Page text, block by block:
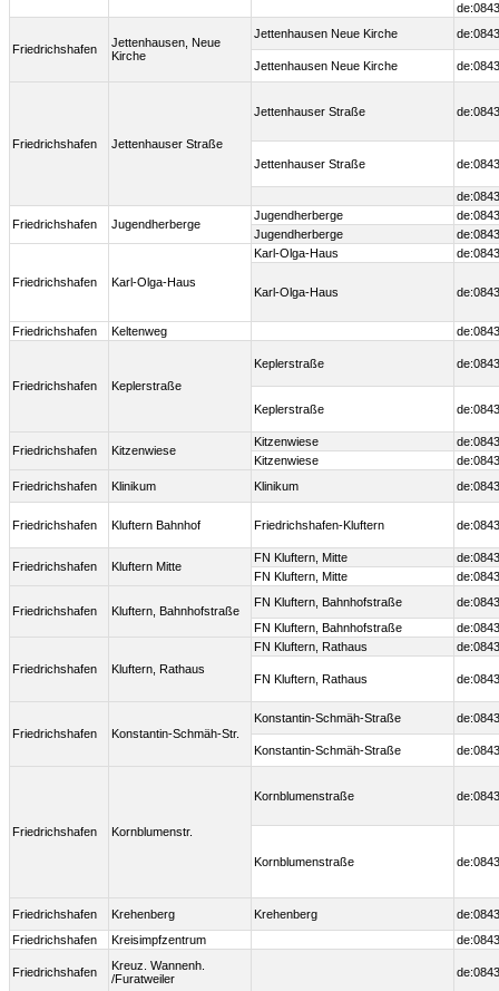
Friedrichshafen
Jettenhausen, Neue
Kirche
Jettenhausen Neue Kirche
Jettenhausen Neue Kirche
Friedrichshafen Jettenhauser Straße
Jettenhauser Straße
Jettenhauser Straße
Friedrichshafen Jugendherberge
Jugendherberge
Jugendherberge
Friedrichshafen Karl-Olga-Haus
Karl-Olga-Haus
Karl-Olga-Haus
Friedrichshafen Keltenweg
Friedrichshafen Keplerstraße
Keplerstraße
Keplerstraße
Friedrichshafen Kitzenwiese
Kitzenwiese
Kitzenwiese
Friedrichshafen
Klinikum Klinikum
Friedrichshafen Kluftern Bahnhof Friedrichshafen-Kluftern
Friedrichshafen Kluftern Mitte
FN Kluftern, Mitte
FN Kluftern, Mitte
Friedrichshafen Kluftern, Bahnhofstraße
FN Kluftern, Bahnhofstraße
FN Kluftern, Bahnhofstraße
Friedrichshafen Kluftern, Rathaus
FN Kluftern, Rathaus
FN Kluftern, Rathaus
Friedrichshafen Konstantin-Schmäh-Str.
Konstantin-Schmäh-Straße
Konstantin-Schmäh-Straße
Friedrichshafen Kornblumenstr.
Kornblumenstraße
Kornblumenstraße
Friedrichshafen Krehenberg Krehenberg
Friedrichshafen
Kreisimpfzentrum
Friedrichshafen
Kreuz. Wannenh.
/Furatweiler